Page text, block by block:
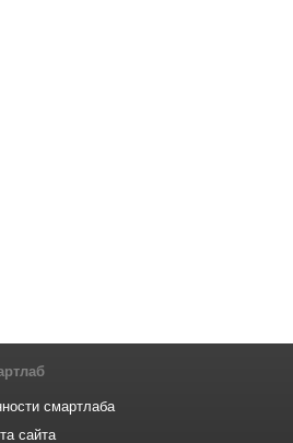
смартлаба
сайта